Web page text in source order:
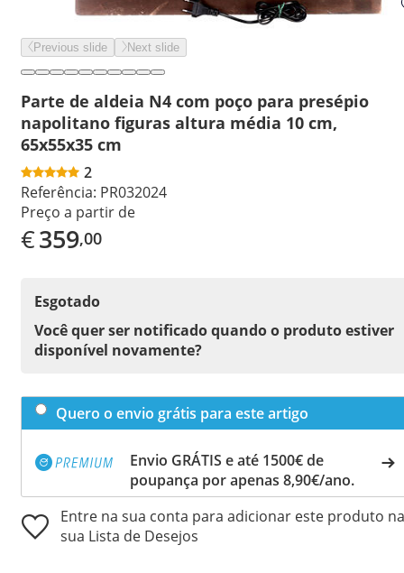
Previous slide Next slide
Parte de aldeia N4 com poço para presépio
napolitano figuras altura média 10 cm,
65x55x35 cm
2
Referência: PR032024
Preço a partir de
€359,00
Esgotado
Você quer ser notificado quando o produto estiver
disponível novamente?
Quero o envio grátis para este artigo
Envio GRÁTIS e até 1500€ de
poupança por apenas 8,90€/ano.
Entre na sua conta para adicionar este produto na
sua Lista de Desejos